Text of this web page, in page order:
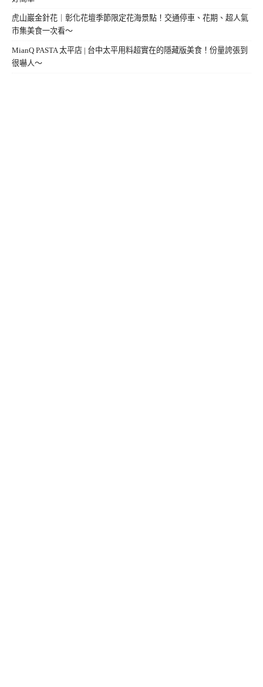
虎山巖金針花｜彰化花壇季節限定花海景點！交通停車、花期、超人氣
市集美食一次看～
MianQ PASTA 太平店 | 台中太平用料超實在的隱藏版美食！份量誇張到
很嚇人～